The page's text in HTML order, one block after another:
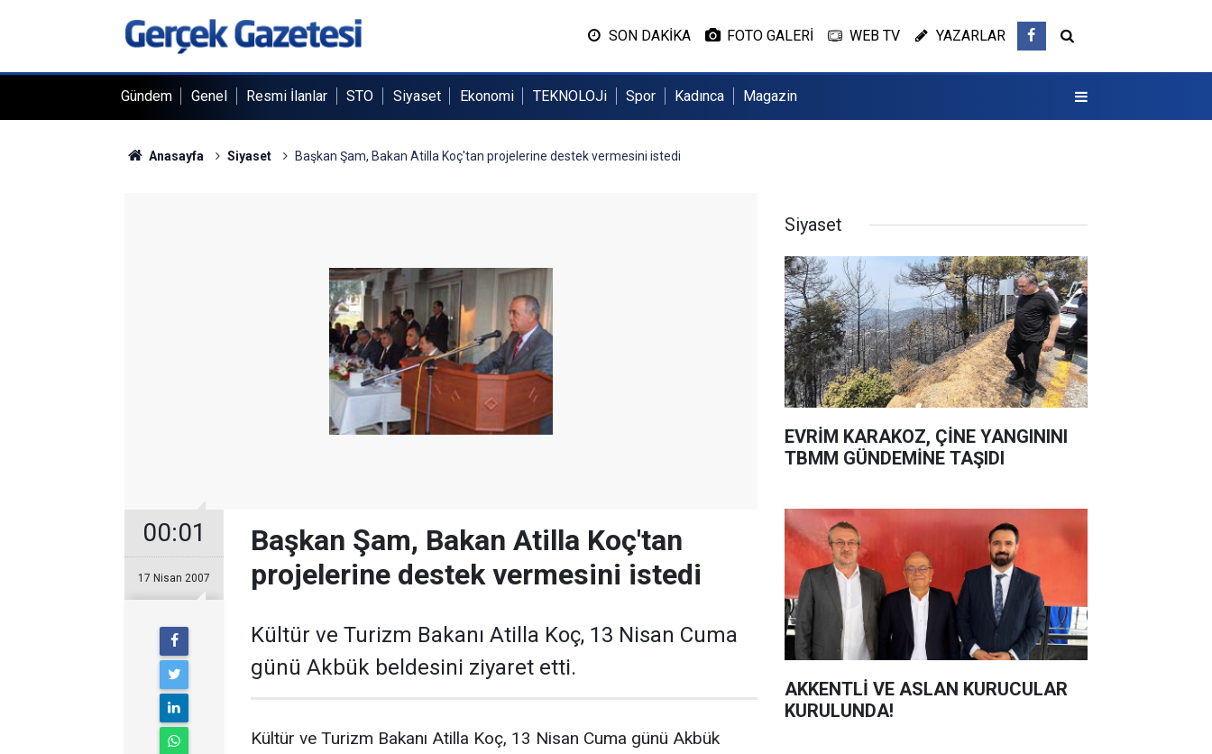
SON DAKİKA FOTO GALERİ WEB TV YAZARLAR
Gündem Genel Resmi İlanlar STO Siyaset Ekonomi TEKNOLOJi Spor Kadınca Magazin
Anasayfa Siyaset Başkan Şam, Bakan Atilla Koç'tan projelerine destek vermesini istedi
00:01
17 Nisan 2007
Başkan Şam, Bakan Atilla Koç'tan
projelerine destek vermesini istedi
Kültür ve Turizm Bakanı Atilla Koç, 13 Nisan Cuma
günü Akbük beldesini ziyaret etti.
Kültür ve Turizm Bakanı Atilla Koç, 13 Nisan Cuma günü Akbük
Siyaset
EVRİM KARAKOZ, ÇİNE YANGININI
TBMM GÜNDEMİNE TAŞIDI
AKKENTLİ VE ASLAN KURUCULAR
KURULUNDA!